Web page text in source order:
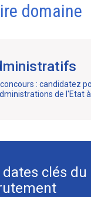
domaine
: candidatez
de l'Etat à
dates clés du